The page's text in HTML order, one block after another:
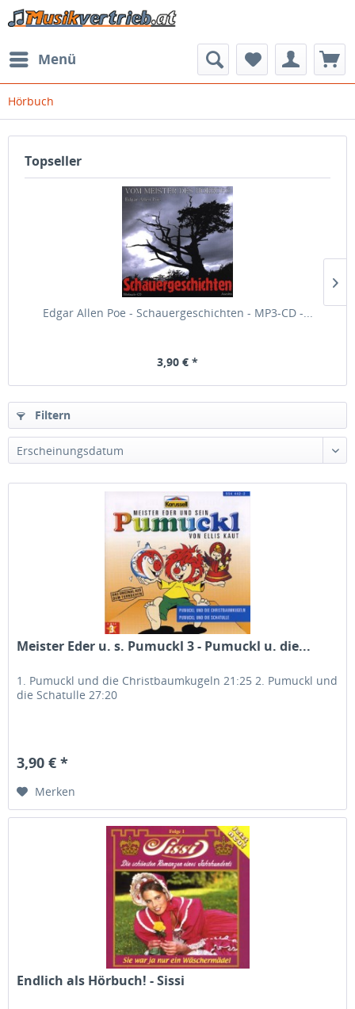
Menü
Hörbuch
Topseller
Edgar Allen Poe - Schauergeschichten - MP3-CD -...
3,90 € *
Filtern
Meister Eder u. s. Pumuckl 3 - Pumuckl u. die...
1. Pumuckl und die Christbaumkugeln 21:25 2. Pumuckl und
die Schatulle 27:20
3,90 € *
Merken
Endlich als Hörbuch! - Sissi